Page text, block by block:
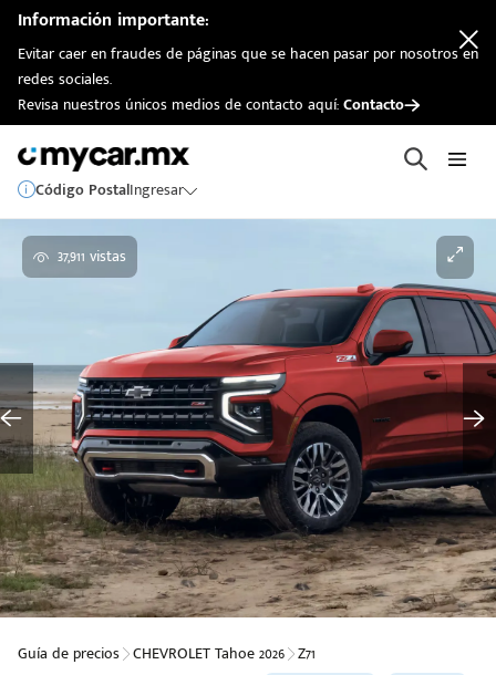
Información importante:
Evitar caer en fraudes de páginas que se hacen pasar por nosotros en
redes sociales.
Revisa nuestros únicos medios de contacto aquí:Contacto
Código PostalIngresar
37,911 vistas
Guía de precios CHEVROLET Tahoe 2026 Z71